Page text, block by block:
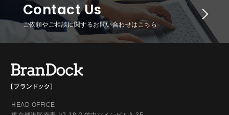
Contact Us
ご依頼やご相談に関するお問い合わせはこちら
HEAD OFFICE